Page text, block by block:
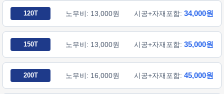
120T 노무비: 13,000원 시공+자재포함: 34,000원
150T 노무비: 13,000원 시공+자재포함: 35,000원
200T 노무비: 16,000원 시공+자재포함: 45,000원